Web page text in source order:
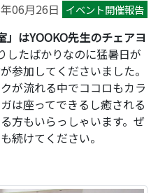
06月26日 イベント開催報告
」はYOOKO先生のチェアヨ
したばかりなのに猛暑日が
参加してくださいました。
が流れる中でココロもカラ
は座ってできるし癒される
方もいらっしゃいます。ぜ
続けてください。